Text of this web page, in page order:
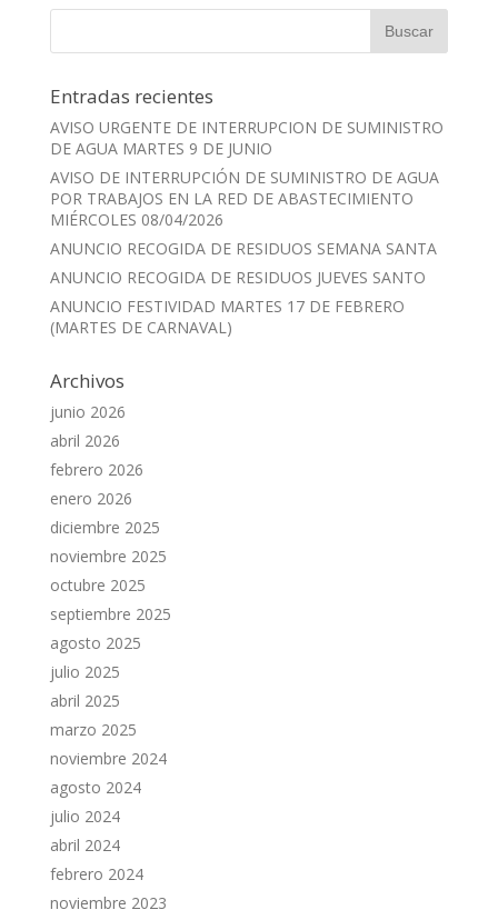
Entradas recientes
AVISO URGENTE DE INTERRUPCION DE SUMINISTRO
DE AGUA MARTES 9 DE JUNIO
AVISO DE INTERRUPCIÓN DE SUMINISTRO DE AGUA
POR TRABAJOS EN LA RED DE ABASTECIMIENTO
MIÉRCOLES 08/04/2026
ANUNCIO RECOGIDA DE RESIDUOS SEMANA SANTA
ANUNCIO RECOGIDA DE RESIDUOS JUEVES SANTO
ANUNCIO FESTIVIDAD MARTES 17 DE FEBRERO
(MARTES DE CARNAVAL)
Archivos
junio 2026
abril 2026
febrero 2026
enero 2026
diciembre 2025
noviembre 2025
octubre 2025
septiembre 2025
agosto 2025
julio 2025
abril 2025
marzo 2025
noviembre 2024
agosto 2024
julio 2024
abril 2024
febrero 2024
noviembre 2023